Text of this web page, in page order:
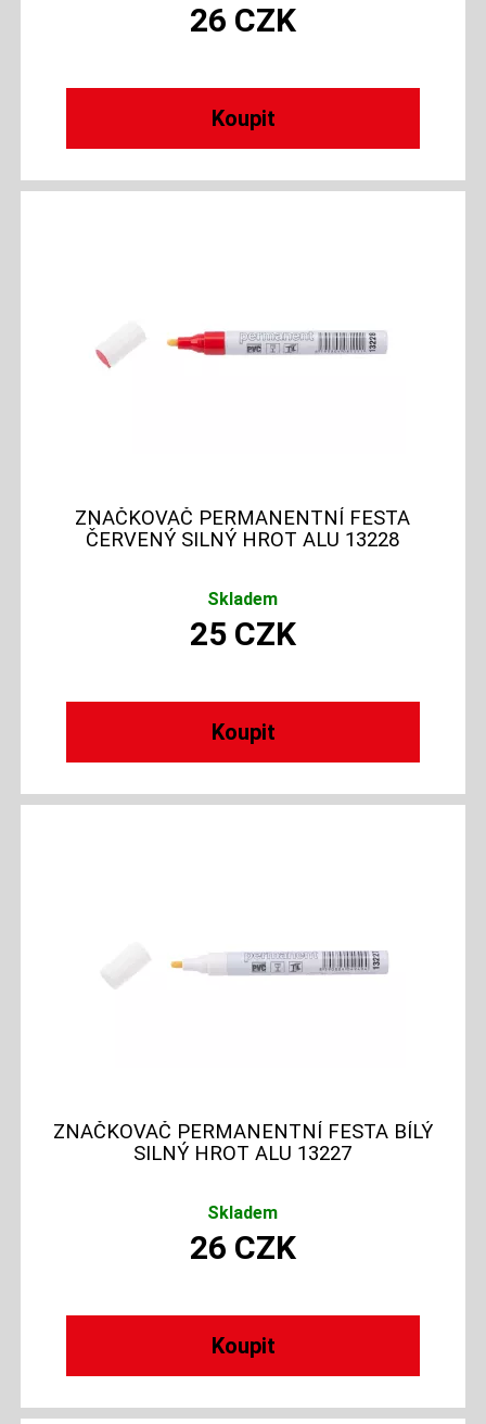
26 CZK
ZNAČKOVAČ PERMANENTNÍ FESTA
ČERVENÝ SILNÝ HROT ALU 13228
Skladem
25 CZK
ZNAČKOVAČ PERMANENTNÍ FESTA BÍLÝ
SILNÝ HROT ALU 13227
Skladem
26 CZK